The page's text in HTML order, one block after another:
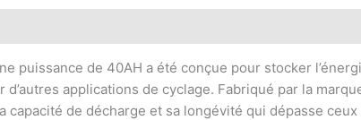
puissance de 40AH a été conçue pour stocker
d’autres applications de cyclage. Fabriqué par la
capacité de décharge et sa longévité qui dépasse